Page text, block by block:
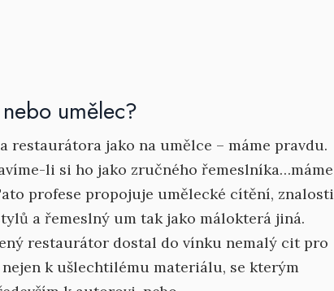
umělec?
restaurátora jako na umělce – máme pravdu.
li si ho jako zručného řemeslníka…máme
profese propojuje umělecké cítění, znalosti
a řemeslný um tak jako málokterá jiná.
restaurátor dostal do vínku nemalý cit pro
k ušlechtilému materiálu, se kterým